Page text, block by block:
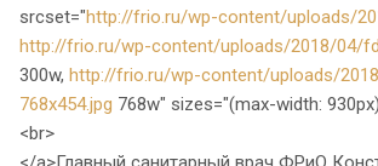
srcset="http://frio.ru/wp-content/uploads/
http://frio.ru/wp-content/uploads/2018/04/
300w, http://frio.ru/wp-content/uploads/
768x454.jpg 768w" sizes="(max-width:
<br>